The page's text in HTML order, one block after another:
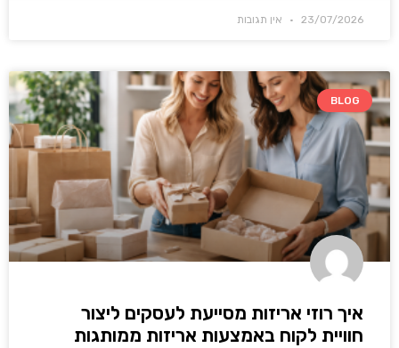
23/07/2026 אין תגובות
BLOG
איך רוזי אריזות מסייעת לעסקים ליצור
חוויית לקוח באמצעות אריזות ממותגות